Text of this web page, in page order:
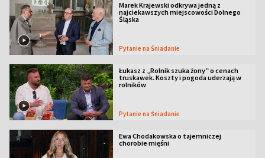
Marek Krajewski odkrywa jedną z
najciekawszych miejscowości Dolnego
Śląska
Pytanie na Śniadanie
Łukasz z „Rolnik szuka żony” o cenach
truskawek. Koszty i pogoda uderzają w
rolników
Pytanie na Śniadanie
Ewa Chodakowska o tajemniczej
chorobie mięśni